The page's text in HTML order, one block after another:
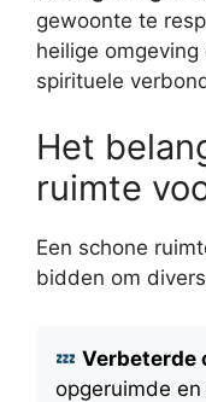
gewoonte te
heilige
spirituele
Het
ruimte
Een schone
bidden om
Verbeterde
opgeruimde